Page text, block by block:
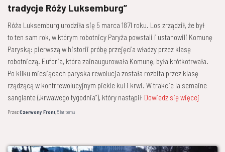
tradycje Róży Luksemburg”
Róża Luksemburg urodziła się 5 marca 1871 roku. Los zrządził, że był
to ten sam rok, w którym robotnicy Paryża powstali i ustanowili Komunę
Paryską: pierwszą w historii próbę przejęcia władzy przez klasę
robotniczą. Euforia, która zainaugurowała Komunę, była krótkotrwała.
Po kilku miesiącach paryska rewolucja została rozbita przez klasę
rządzącą w kontrrewolucyjnym piekle kul i krwi. W trakcie la semaine
sanglante („krwawego tygodnia”), który nastąpił Dowiedz się więcej
PrzezCzerwony Front,5 lattemu